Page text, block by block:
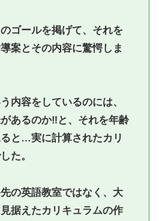
ゴールを掲げて、それを
案とその内容に驚愕しま
内容をしているのには、
あるのか‼️と、それを年齢
と…実に計算されたカリ
た。
の英語教室ではなく、大
据えたカリキュラムの作